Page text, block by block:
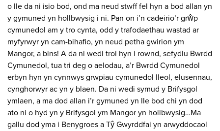
o lle da ni isio bod, ond ma neud stwff fel hyn a bod allan yn
y gymuned yn hollbwysig i ni. Pan on i’n cadeirio’r grŵp
cymunedol am y tro cynta, odd y trafodaethau wastad ar
myfyrwyr yn cam-bihafio, yn neud petha gwirion ym
Mangor, a bins! A da ni wedi troi hyn i rownd, sefydlu Bwrdd
Cymunedol, tua tri deg o aelodau, a’r Bwrdd Cymunedol
erbyn hyn yn cynnwys grwpiau cymunedol lleol, elusennau,
cynghorwyr ac yn y blaen. Da ni wedi symud y Brifysgol
ymlaen, a ma dod allan i’r gymuned yn lle bod chi yn dod
ato ni o hyd yn y Brifysgol ym Mangor yn hollbwysig…Ma
gallu dod yma i Benygroes a Tŷ Gwyrddfai yn arwyddocaol